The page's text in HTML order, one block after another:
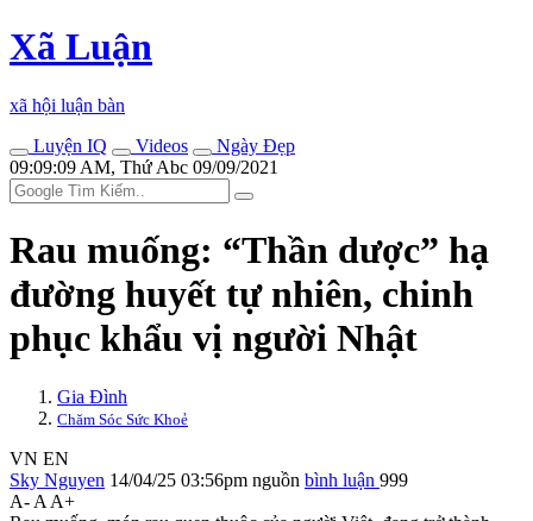
Xã Luận
xã hội luận bàn
Luyện IQ
Videos
Ngày Đẹp
09:09:09 AM, Thứ Abc 09/09/2021
Rau muống: “Thần dược” hạ
đường huyết tự nhiên, chinh
phục khẩu vị người Nhật
Gia Đình
Chăm Sóc Sức Khoẻ
VN EN
Sky Nguyen 14/04/25 03:56pm nguồn bình luận 999
A- A A+